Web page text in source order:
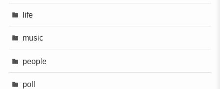
life
music
people
poll